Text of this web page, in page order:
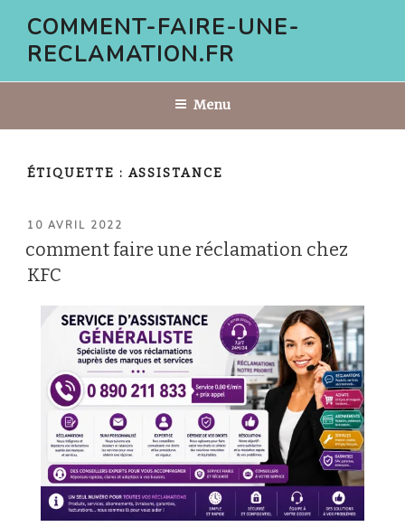
contenu
COMMENT-FAIRE-UNE-
RECLAMATION.FR
Menu
ÉTIQUETTE : ASSISTANCE
PUBLIÉ
10 AVRIL 2022
comment faire une réclamation chez
KFC